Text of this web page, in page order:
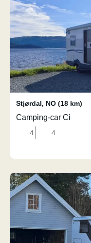
Stjørdal, NO (18 km)
Camping-car Ci
4 4